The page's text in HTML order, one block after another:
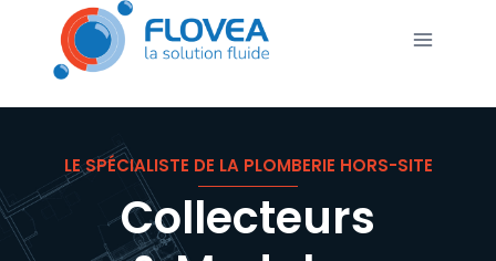
LE SPÉCIALISTE DE LA PLOMBERIE HORS-SITE
Collecteurs